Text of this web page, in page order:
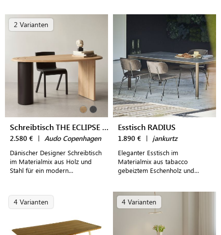
modern eingerichtetes Home
2 Varianten
Schreibtisch THE ECLIPSE DESK
2.580 € | Audo Copenhagen
Dänischer Designer Schreibtisch
im Materialmix aus Holz und
Stahl für ein modern
Esstisch RADIUS
1.890 € | jankurtz
Eleganter Esstisch im
Materialmix aus tabacco
gebeiztem Eschenholz und
4 Varianten 4 Varianten